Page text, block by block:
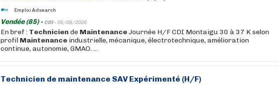
Emploi Adsearch
Vendée (85) - CDI - 05/08/2026
En bref : Technicien de MaintenanceJournée H/F CDI Montaigu 30 à 37 K selon
profil Maintenance industrielle, mécanique, électrotechnique, amélioration
continue, autonomie, GMAO. ...
Technicien de maintenance SAV Expérimenté (H/F)